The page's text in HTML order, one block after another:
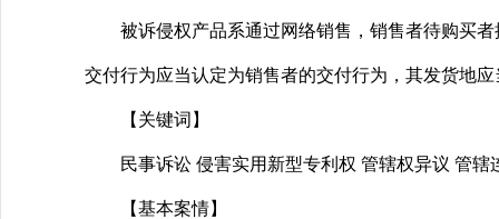
被诉侵权产品系通过网络销售，销售者待购买者
交付行为应当认定为销售者的交付行为，其发货地
【关键词】
民事诉讼 侵害实用新型专利权 管辖权异议 管辖
【基本案情】